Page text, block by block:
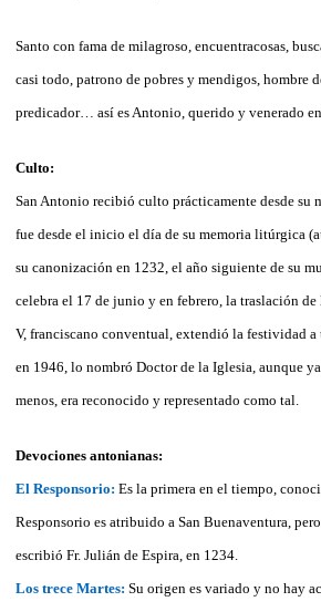
Santo con fama de milagroso, encuentracosas,
casi todo, patrono de pobres y mendigos, hombre
predicador… así es Antonio, querido y venerado
Culto:
San Antonio recibió culto prácticamente desde su
fue desde el inicio el día de su memoria litúrgica
su canonización en 1232, el año siguiente de su
celebra el 17 de junio y en febrero, la traslación
V, franciscano conventual, extendió la festividad
en 1946, lo nombró Doctor de la Iglesia, aunque
menos, era reconocido y representado como tal.
Devociones antonianas:
El Responsorio: Es la primera en el tiempo,
Responsorio es atribuido a San Buenaventura,
escribió Fr. Julián de Espira, en 1234.
Los trece Martes: Su origen es variado y no hay